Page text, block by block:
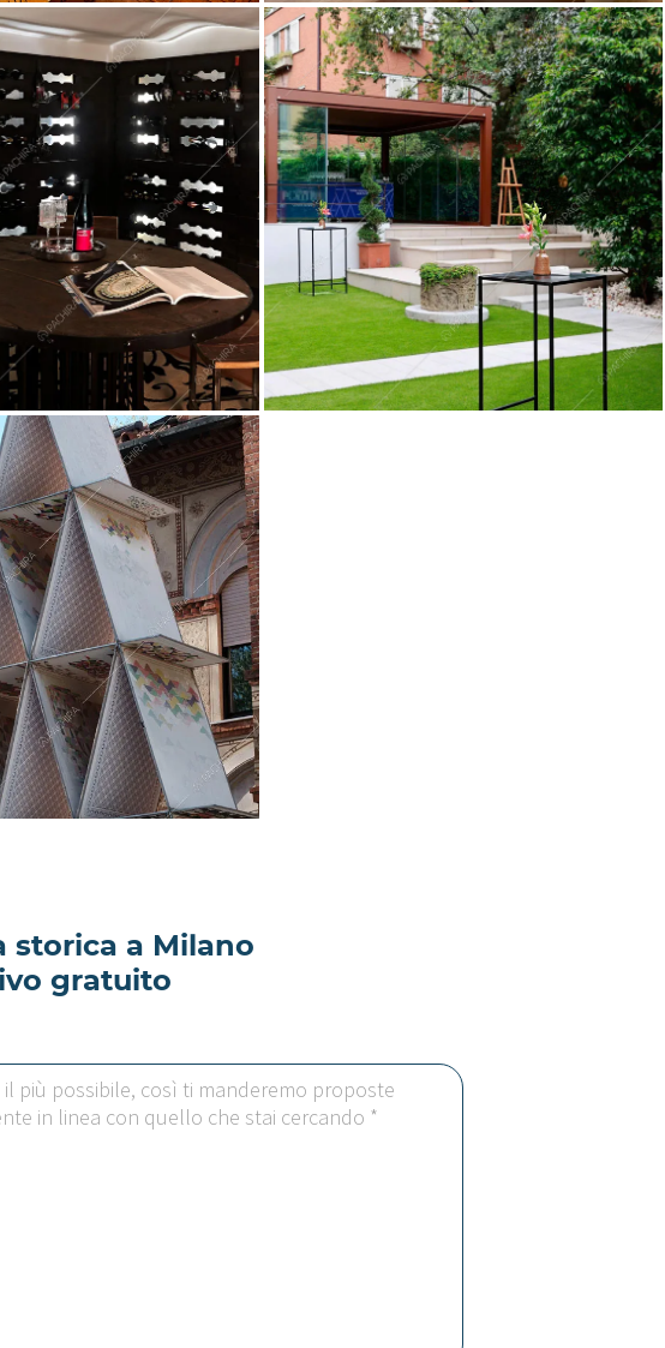
storica a Milano
gratuito